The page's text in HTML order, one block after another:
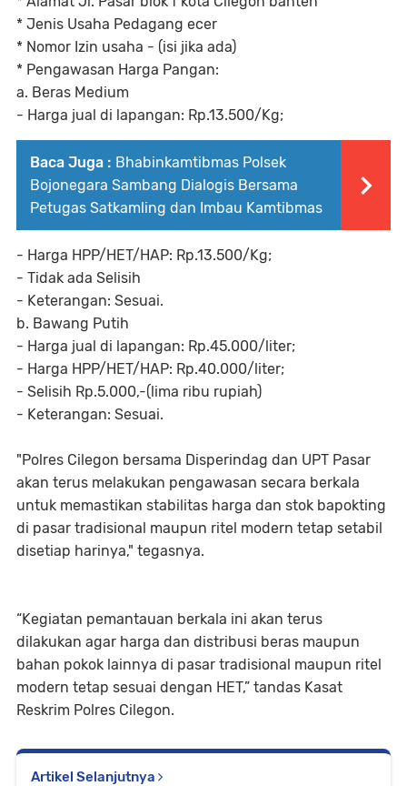
* Jenis Usaha Pedagang ecer
* Nomor Izin usaha - (isi jika ada)
* Pengawasan Harga Pangan:
a. Beras Medium
- Harga jual di lapangan: Rp.13.500/Kg;
Baca Juga : Bhabinkamtibmas Polsek
Bojonegara Sambang Dialogis Bersama
Petugas Satkamling dan Imbau Kamtibmas
- Harga HPP/HET/HAP: Rp.13.500/Kg;
- Tidak ada Selisih
- Keterangan: Sesuai.
b. Bawang Putih
- Harga jual di lapangan: Rp.45.000/liter;
- Harga HPP/HET/HAP: Rp.40.000/liter;
- Selisih Rp.5.000,-(lima ribu rupiah)
- Keterangan: Sesuai.
"Polres Cilegon bersama Disperindag dan UPT Pasar
akan terus melakukan pengawasan secara berkala
untuk memastikan stabilitas harga dan stok bapokting
di pasar tradisional maupun ritel modern tetap setabil
disetiap harinya," tegasnya.
“Kegiatan pemantauan berkala ini akan terus
dilakukan agar harga dan distribusi beras maupun
bahan pokok lainnya di pasar tradisional maupun ritel
modern tetap sesuai dengan HET,” tandas Kasat
Reskrim Polres Cilegon.
Artikel Selanjutnya